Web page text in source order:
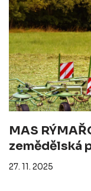
MAS
zemědělská
27. 11. 2025